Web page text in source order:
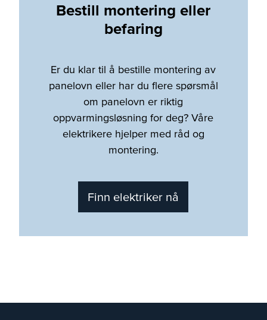
Bestill montering eller
befaring
Er du klar til å bestille montering av
panelovn eller har du flere spørsmål
om panelovn er riktig
oppvarmingsløsning for deg? Våre
elektrikere hjelper med råd og
montering.
Finn elektriker nå